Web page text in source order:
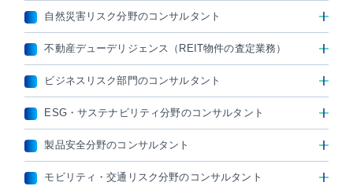
自然災害リスク分野のコンサルタント
不動産デューデリジェンス（REIT物件の査定業務）
ビジネスリスク部門のコンサルタント
ESG・サステナビリティ分野のコンサルタント
製品安全分野のコンサルタント
モビリティ・交通リスク分野のコンサルタント